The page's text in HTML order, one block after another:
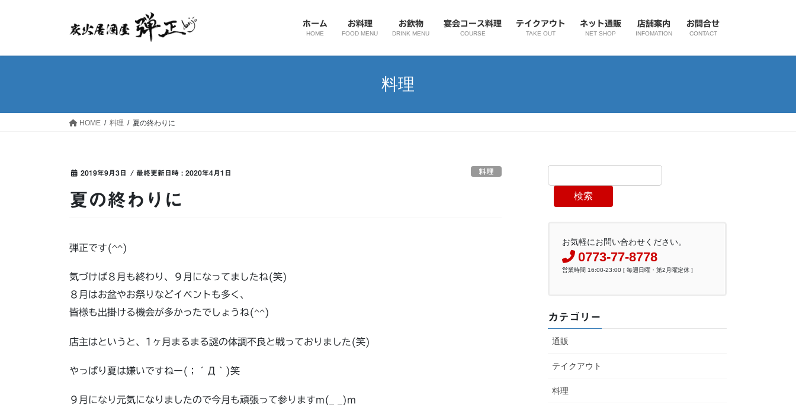
ホーム
HOME
お料理
FOOD MENU
お飲物
DRINK MENU
宴会コース料理
COURSE
テイクアウト
TAKE OUT
ネット通販
NET SHOP
店舗案内
INFOMATION
お問合せ
CONTACT
料理
HOME 料理 夏の終わりに
2019年9月3日 / 最終更新日時 : 2020年4月1日 料理
夏の終わりに
弾正です(^^)
気づけば８月も終わり、９月になってましたね(笑)
８月はお盆やお祭りなどイベントも多く、
皆様も出掛ける機会が多かったでしょうね(^^)
店主はというと、1ヶ月まるまる謎の体調不良と戦っておりました(笑)
やっぱり夏は嫌いですねー(；´Д｀)笑
９月になり元気になりましたので今月も頑張って参りますm(_ _)m
検索
お気軽にお問い合わせください。
0773-77-8778
営業時間 16:00-23:00 [ 毎週日曜・第2月曜定休 ]
カテゴリー
通販
テイクアウト
料理